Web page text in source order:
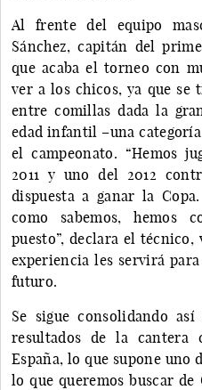
Al frente del equipo
Sánchez, capitán del
que acaba el torneo con
ver a los chicos, ya que se
entre comillas dada la
edad infantil –una
el campeonato. “Hemos
2011 y uno del 2012
dispuesta a ganar la
como sabemos, hemos
puesto”, declara el
experiencia les servirá
futuro.
Se sigue consolidando
resultados de la cantera
España, lo que supone uno
lo que queremos buscar de